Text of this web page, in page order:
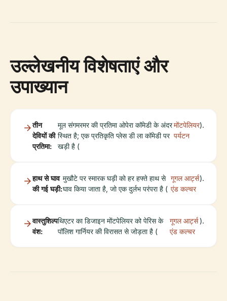
उल्लेखनीय विशेषताएं और
उपाख्यान
तीन
देवियों की
प्रतिमा:
मूल संगमरमर की प्रतिमा ओपेरा कॉमेडी के अंदर
स्थित है; एक प्रतिकृति प्लेस डी ला कॉमेडी पर
खड़ी है (
मोंटपेलियर
पर्यटन
).
हाथ से घाव
की गई घड़ी:
मुखौटे पर स्मारक घड़ी को हर हफ्ते हाथ से
घाव किया जाता है, जो एक दुर्लभ परंपरा है (
गूगल आर्ट्स
एंड कल्चर
).
वास्तुशिल्प
वंश:
थिएटर का डिजाइन मोंटपेलियर को पेरिस के
पॉलिश गार्नियर की विरासत से जोड़ता है (
गूगल आर्ट्स
एंड कल्चर
).